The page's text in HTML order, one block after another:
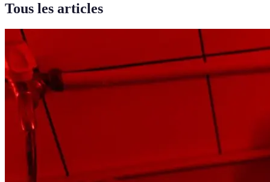
Tous les articles